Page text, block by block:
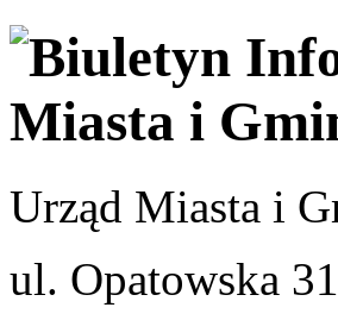
Urząd Miasta i
ul. Opatowska 31